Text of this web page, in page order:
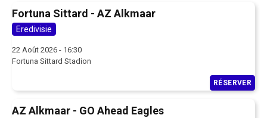
Fortuna Sittard - AZ Alkmaar
Eredivisie
22 Août 2026 - 16:30
Fortuna Sittard Stadion
RÉSERVER
AZ Alkmaar - GO Ahead Eagles